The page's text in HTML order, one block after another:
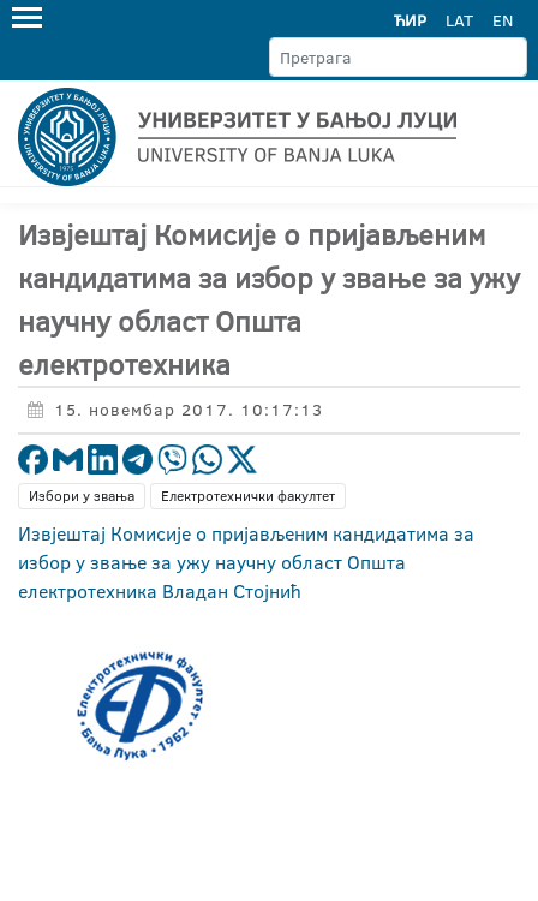
ЋИР LAT EN
Извјештај Комисије о пријављеним
кандидатима за избор у звање за ужу
научну област Општа
електротехника
15. новембар 2017. 10:17:13
Избори у звања Електротехнички факултет
Извјештај Комисије о пријављеним кандидатима за
избор у звање за ужу научну област Општа
електротехника Владан Стојнић